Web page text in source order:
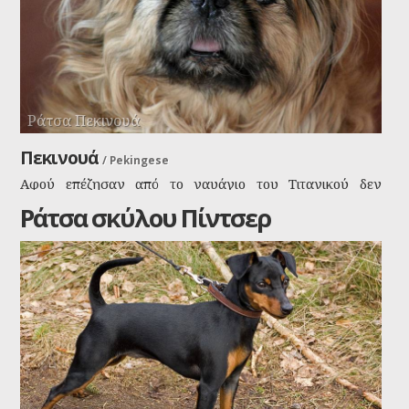
Ράτσα Πεκινουά
Πεκινουά / Pekingese
Αφού επέζησαν από το ναυάγιο του Τιτανικού δεν
φοβούνται τίποτα τα πεκινουά που έχουν εξαπλωθεί
ταχύτατα σε όλο το κόσμο. Στην αρχή η φυλή
δημιουργήθηκε για τις κυρίες των κινέζων
αυτοκρατόρων, κυρίως για τις γυναίκες και την
αυτοκράτειρα. Τώρα το έχουμε και εμείς οι κοινοί θνητοί.
Ράτσα σκύλου Πίντσερ